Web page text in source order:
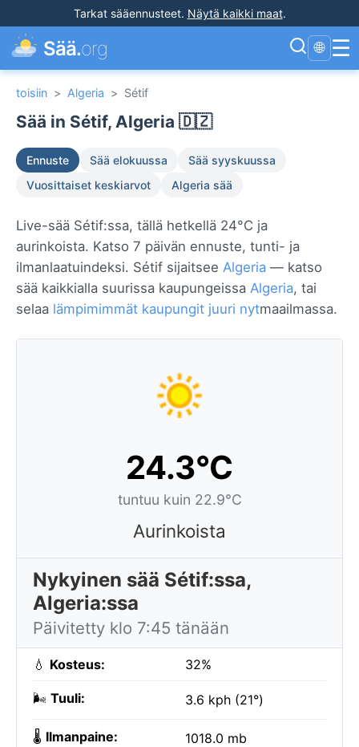
Tarkat sääennusteet. Näytä kaikki maat.
Sää.org 🌐 ☰
toisiin > Algeria > Sétif
Sää in Sétif, Algeria 🇩🇿
Ennuste Sää elokuussa
Sää syyskuussa
Vuosittaiset keskiarvot
Algeria sää
Live-sää Sétif:ssa, tällä hetkellä 24°C ja
aurinkoista. Katso 7 päivän ennuste, tunti- ja
ilmanlaatuindeksi. Sétif sijaitsee Algeria — katso
sää kaikkialla suurissa kaupungeissa Algeria, tai
selaa lämpimimmät kaupungit juuri nytmaailmassa.
24.3°C
tuntuu kuin 22.9°C
Aurinkoista
Nykyinen sää Sétif:ssa,
Algeria:ssa
Päivitetty klo 7:45 tänään
💧 Kosteus: 32%
🌬️ Tuuli: 3.6 kph (21°)
🌡️ Ilmanpaine: 1018.0 mb